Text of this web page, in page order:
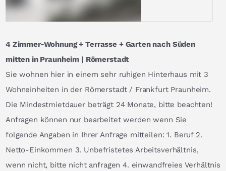
4 Zimmer-Wohnung + Terrasse + Garten nach Süden
mitten in Praunheim | Römerstadt
Sie wohnen hier in einem sehr ruhigen Hinterhaus mit 3
Wohneinheiten in der Römerstadt / Frankfurt Praunheim.
Die Mindestmietdauer beträgt 24 Monate, bitte beachten!
Anfragen können nur bearbeitet werden wenn Sie
folgende Angaben in Ihrer Anfrage mitteilen: 1. Beruf 2.
Netto-Einkommen 3. Unbefristetes Arbeitsverhältnis,
wenn nicht, bitte nicht anfragen 4. einwandfreies Verhältnis